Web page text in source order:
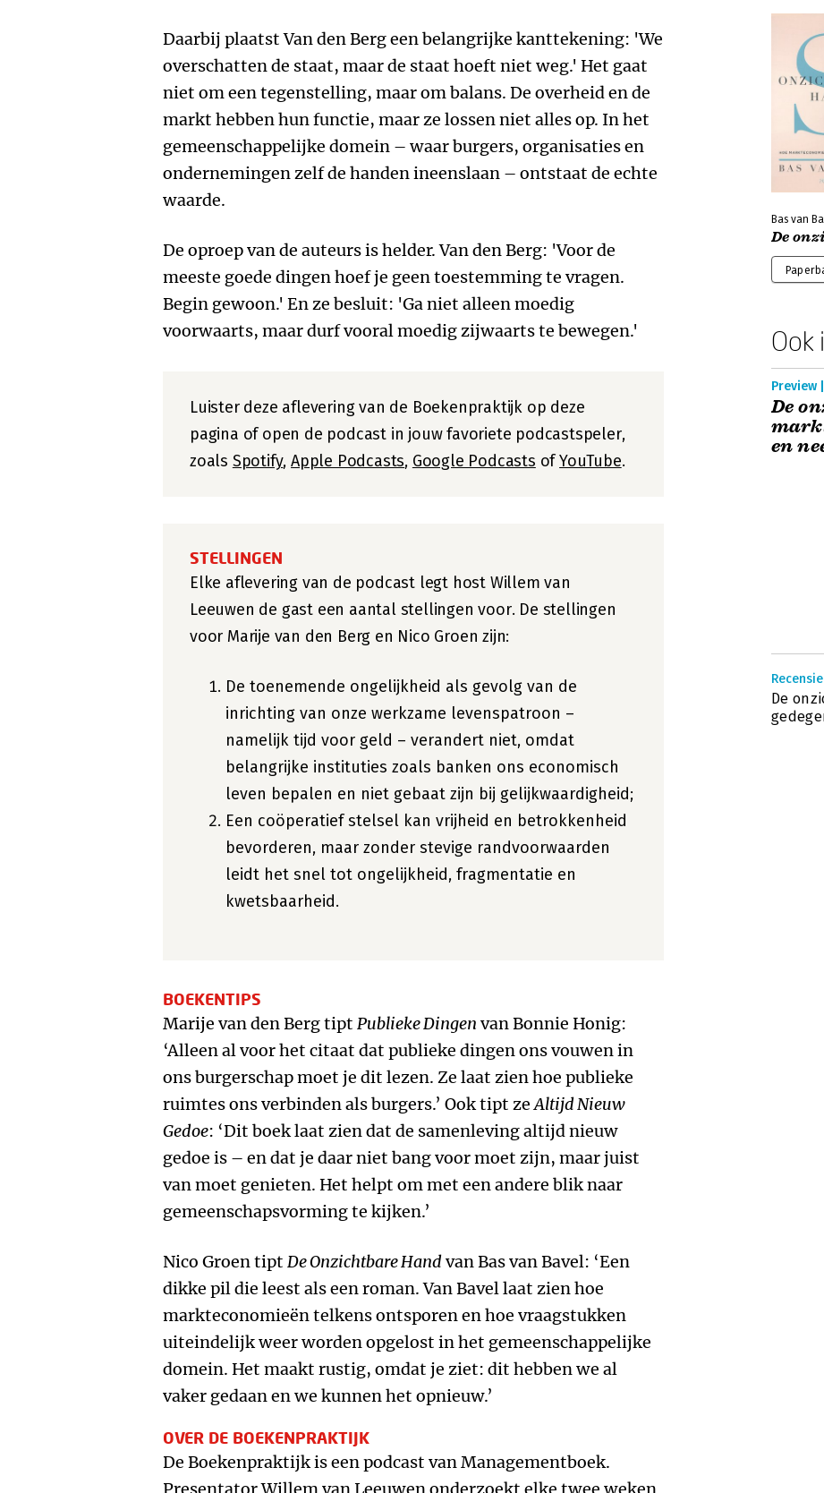
Daarbij plaatst Van den Berg een belangrijke kanttekening: 'We
overschatten de staat, maar de staat hoeft niet weg.' Het gaat
niet om een tegenstelling, maar om balans. De overheid en de
markt hebben hun functie, maar ze lossen niet alles op. In het
gemeenschappelijke domein – waar burgers, organisaties en
ondernemingen zelf de handen ineenslaan – ontstaat de echte
waarde.
De oproep van de auteurs is helder. Van den Berg: 'Voor de
meeste goede dingen hoef je geen toestemming te vragen.
Begin gewoon.' En ze besluit: 'Ga niet alleen moedig
voorwaarts, maar durf vooral moedig zijwaarts te bewegen.'
Luister deze aflevering van de Boekenpraktijk op deze
pagina of open de podcast in jouw favoriete podcastspeler,
zoals Spotify,Apple Podcasts, Google Podcasts ofYouTube.
STELLINGEN
Elke aflevering van de podcast legt host Willem van
Leeuwen de gast een aantal stellingen voor. De stellingen
voor Marije van den Berg en Nico Groen zijn:
De toenemende ongelijkheid als gevolg van de
inrichting van onze werkzame levenspatroon –
namelijk tijd voor geld – verandert niet, omdat
belangrijke instituties zoals banken ons economisch
leven bepalen en niet gebaat zijn bij gelijkwaardigheid;
Een coöperatief stelsel kan vrijheid en betrokkenheid
bevorderen, maar zonder stevige randvoorwaarden
leidt het snel tot ongelijkheid, fragmentatie en
kwetsbaarheid.
BOEKENTIPS
Marije van den Berg tipt Publieke Dingen van Bonnie Honig:
‘Alleen al voor het citaat dat publieke dingen ons vouwen in
ons burgerschap moet je dit lezen. Ze laat zien hoe publieke
ruimtes ons verbinden als burgers.’ Ook tipt zeAltijd Nieuw
Gedoe: ‘Dit boek laat zien dat de samenleving altijd nieuw
gedoe is – en dat je daar niet bang voor moet zijn, maar juist
van moet genieten. Het helpt om met een andere blik naar
gemeenschapsvorming te kijken.’
Nico Groen tipt De Onzichtbare Handvan Bas van Bavel: ‘Een
dikke pil die leest als een roman. Van Bavel laat zien hoe
markteconomieën telkens ontsporen en hoe vraagstukken
uiteindelijk weer worden opgelost in het gemeenschappelijke
domein. Het maakt rustig, omdat je ziet: dit hebben we al
vaker gedaan en we kunnen het opnieuw.’
OVER DE BOEKENPRAKTIJK
De Boekenpraktijk is een podcast van Managementboek.
Bas van
De
Ook
Preview
De
en
De